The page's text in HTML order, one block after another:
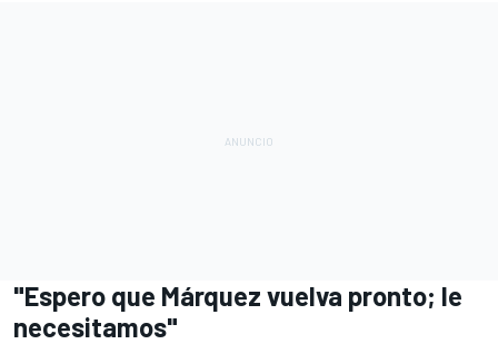
"Espero que Márquez vuelva pronto; le
necesitamos"